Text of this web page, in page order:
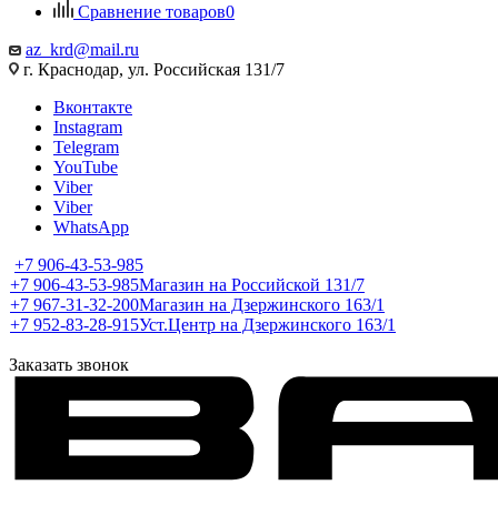
Сравнение товаров0
az_krd@mail.ru
г. Краснодар, ул. Российская 131/7
Вконтакте
Instagram
Telegram
YouTube
Viber
Viber
WhatsApp
+7 906-43-53-985
+7 906-43-53-985Магазин на Российской 131/7
+7 967-31-32-200Магазин на Дзержинского 163/1
+7 952-83-28-915Уст.Центр на Дзержинского 163/1
Заказать звонок